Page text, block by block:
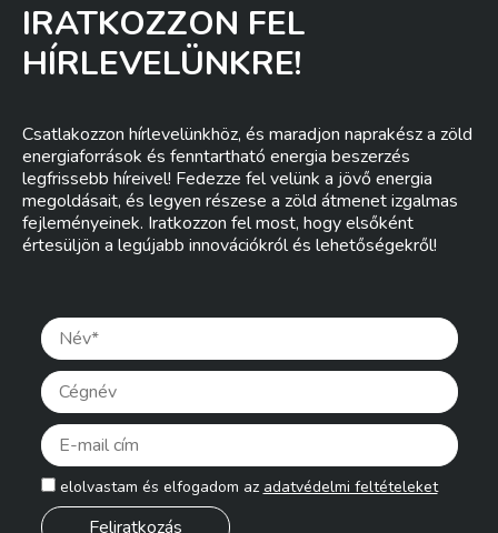
IRATKOZZON FEL
HÍRLEVELÜNKRE!
Csatlakozzon hírlevelünkhöz, és maradjon naprakész a zöld
energiaforrások és fenntartható energia beszerzés
legfrissebb híreivel! Fedezze fel velünk a jövő energia
megoldásait, és legyen részese a zöld átmenet izgalmas
fejleményeinek. Iratkozzon fel most, hogy elsőként
értesüljön a legújabb innovációkról és lehetőségekről!
elolvastam és elfogadom az adatvédelmi feltételeket